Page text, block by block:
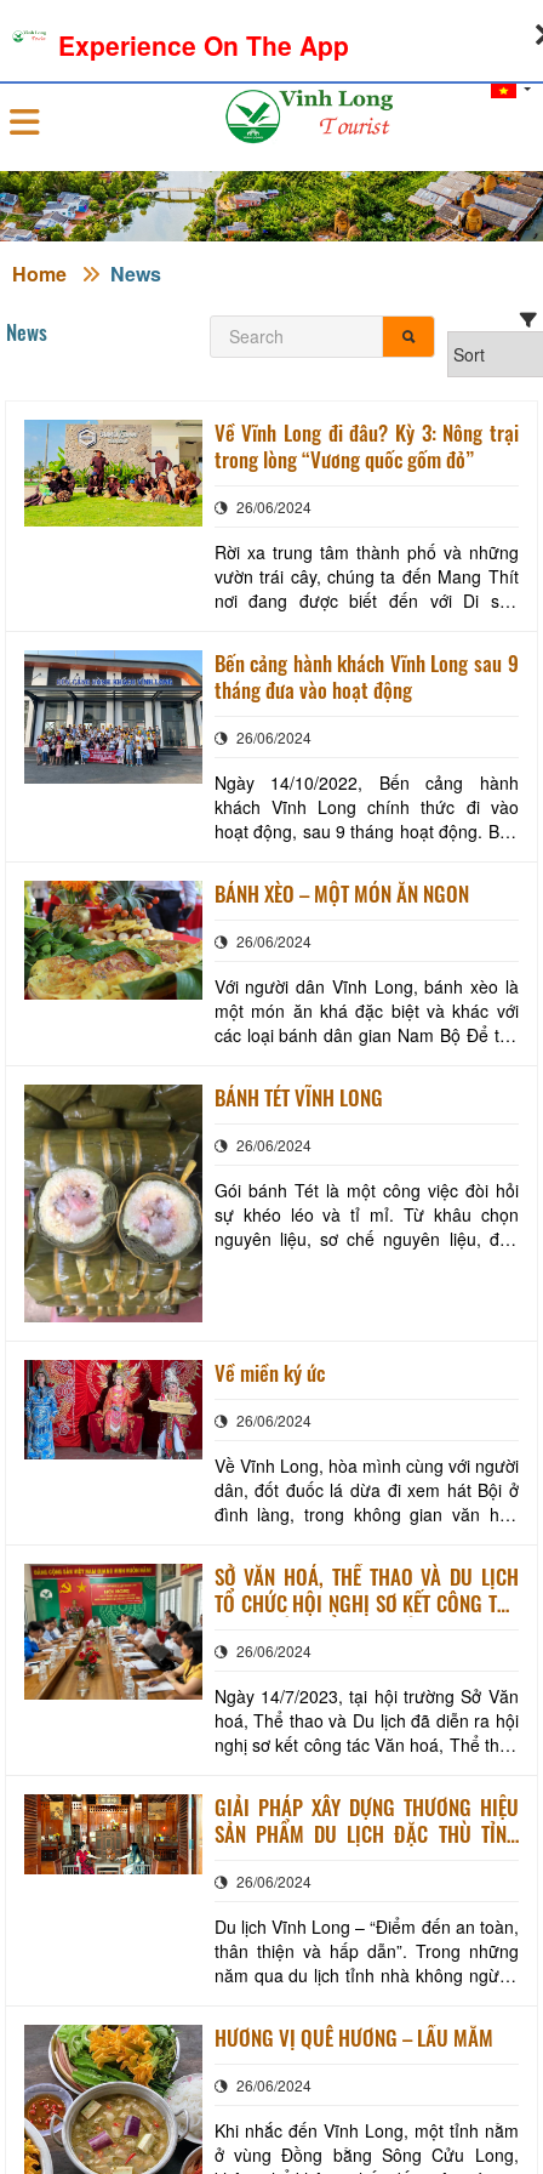
Sign in
Home News
News
Về Vĩnh Long đi đâu? Kỳ 3: Nông trại
trong lòng “Vương quốc gốm đỏ”
26/06/2024
Rời xa trung tâm thành phố và những
vườn trái cây, chúng ta đến Mang Thít
nơi đang được biết đến với Di sản
mình cạnh dòng sông để đến với Somo
Farm Cửu Long, một “mô hình nông
trại kết hợp trải nghiệm sinh thái miền
Tọa lạc tại Khóm
Bến cảng hành khách Vĩnh Long sau 9
tháng đưa vào hoạt động
26/06/2024
Ngày 14/10/2022, Bến cảng hành
khách Vĩnh Long chính thức đi vào
hoạt động, sau 9 tháng hoạt động. Bến
đã có tác động tích cực vào hoạt động
du lịch tỉnh nhà. Các đoàn khách du
hành khách Vĩnh Long Với sự phối hợp
của các S
BÁNH XÈO – MỘT MÓN ĂN NGON
26/06/2024
Với người dân Vĩnh Long, bánh xèo là
một món ăn khá đặc biệt và khác với
các loại bánh dân gian Nam Bộ Để tạo
trải qua nhiều công đoạn từ lựa chọn
các loại nguyên liệu đến các công đoạn
phu mới có thể làm ra một chiếc bánh x
BÁNH TÉT VĨNH LONG
26/06/2024
Gói bánh Tét là một công việc đòi hỏi
sự khéo léo và tỉ mỉ. Từ khâu chọn
nguyên liệu, sơ chế nguyên liệu, đến
gói được luộc chín trong nước, khi ăn
có
Về miền ký ức
26/06/2024
Về Vĩnh Long, hòa mình cùng với người
dân, đốt đuốc lá dừa đi xem hát Bội ở
đình làng, trong không gian văn hóa
diễn trích đoạn“Bức ngôn đồ Đại Việt”
Hát bội là một loại hình sân khấu cổ
điển của Việt Nam. Riêng ở Nam Bộ
hát bội g
SỞ VĂN HOÁ, THỂ THAO VÀ DU LỊCH
TỔ CHỨC HỘI NGHỊ SƠ KẾT CÔNG TÁC
THÁNG ĐẦU NĂM 2023
26/06/2024
Ngày 14/7/2023, tại hội trường Sở Văn
hoá, Thể thao và Du lịch đã diễn ra hội
nghị sơ kết công tác Văn hoá, Thể thao
triển khai nhiệm vụ 06 tháng cuối năm
2023. Trong 6 tháng đầu năm 2023,
ngành Văn hoá, Thể thao và Du lịch đã
GIẢI PHÁP XÂY DỰNG THƯƠNG HIỆU
SẢN PHẨM DU LỊCH ĐẶC THÙ TỈNH
26/06/2024
Du lịch Vĩnh Long – “Điểm đến an toàn,
thân thiện và hấp dẫn”. Trong những
năm qua du lịch tỉnh nhà không ngừng
phẩm du lịch hấp dẫn, độc đáo để đáp
ứng nhu cầu tham quan, tìm hiểu của
cũng như nâng cao khả năng cạnh
tranh với
HƯƠNG VỊ QUÊ HƯƠNG – LẨU MẮM
26/06/2024
Khi nhắc đến Vĩnh Long, một tỉnh nằm
ở vùng Đồng bằng Sông Cửu Long,
Experience On The App